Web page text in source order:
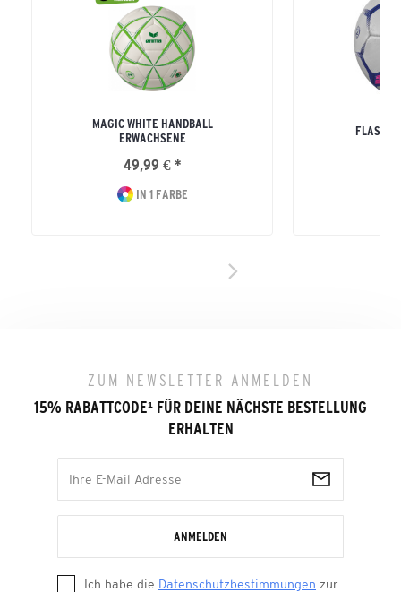
MAGIC WHITE HANDBALL
ERWACHSENE
49,99 € *
IN 1 FARBE
FLASH
ZUM NEWSLETTER ANMELDEN
15% RABATTCODE¹ FÜR DEINE NÄCHSTE BESTELLUNG
ERHALTEN
ANMELDEN
Ich habe die Datenschutzbestimmungen zur